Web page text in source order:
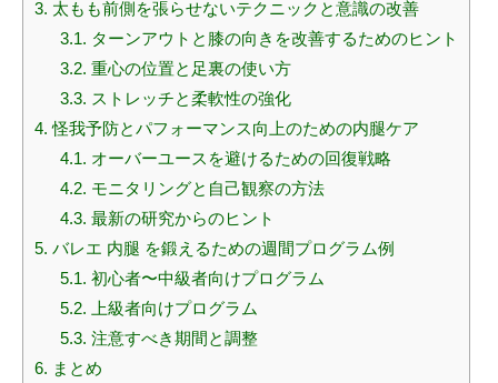
3. 太もも前側を張らせないテクニックと意識の改善
3.1. ターンアウトと膝の向きを改善するためのヒント
3.2. 重心の位置と足裏の使い方
3.3. ストレッチと柔軟性の強化
4. 怪我予防とパフォーマンス向上のための内腿ケア
4.1. オーバーユースを避けるための回復戦略
4.2. モニタリングと自己観察の方法
4.3. 最新の研究からのヒント
5. バレエ 内腿 を鍛えるための週間プログラム例
5.1. 初心者〜中級者向けプログラム
5.2. 上級者向けプログラム
5.3. 注意すべき期間と調整
6. まとめ